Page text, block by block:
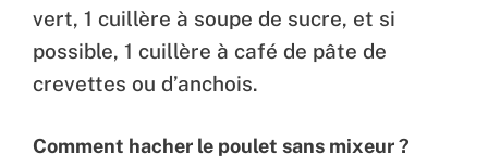
vert, 1 cuillère à soupe de sucre, et si
possible, 1 cuillère à café de pâte de
crevettes ou d’anchois.
Comment hacher le poulet sans mixeur ?